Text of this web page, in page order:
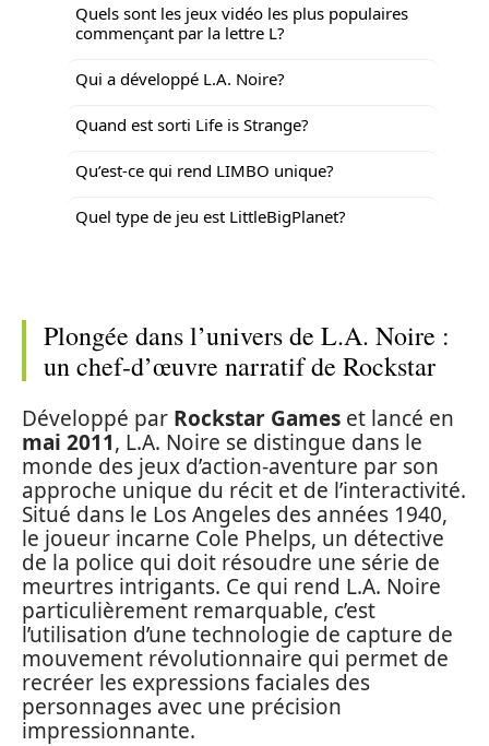
Quels sont les jeux vidéo les plus populaires
commençant par la lettre L?
Qui a développé L.A. Noire?
Quand est sorti Life is Strange?
Qu’est-ce qui rend LIMBO unique?
Quel type de jeu est LittleBigPlanet?
Plongée dans l’univers de L.A. Noire :
un chef-d’œuvre narratif de Rockstar
Développé par Rockstar Games et lancé en
mai 2011, L.A. Noire se distingue dans le
monde des jeux d’action-aventure par son
approche unique du récit et de l’interactivité.
Situé dans le Los Angeles des années 1940,
le joueur incarne Cole Phelps, un détective
de la police qui doit résoudre une série de
meurtres intrigants. Ce qui rend L.A. Noire
particulièrement remarquable, c’est
l’utilisation d’une technologie de capture de
mouvement révolutionnaire qui permet de
recréer les expressions faciales des
personnages avec une précision
impressionnante.